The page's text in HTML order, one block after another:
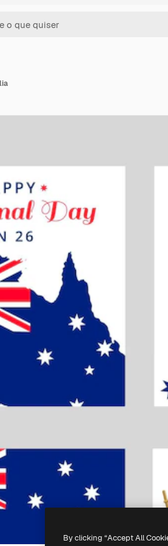
By clicking “Accept All